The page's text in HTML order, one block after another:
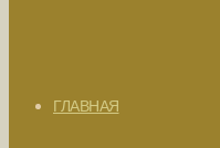
ГЛАВНАЯ